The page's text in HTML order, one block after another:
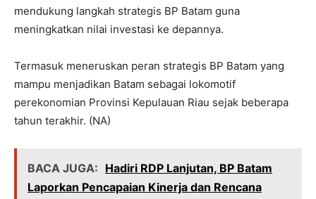
mendukung langkah strategis BP Batam guna
meningkatkan nilai investasi ke depannya.
Termasuk meneruskan peran strategis BP Batam yang
mampu menjadikan Batam sebagai lokomotif
perekonomian Provinsi Kepulauan Riau sejak beberapa
tahun terakhir. (NA)
BACA JUGA: Hadiri RDP Lanjutan, BP Batam
Laporkan Pencapaian Kinerja dan Rencana